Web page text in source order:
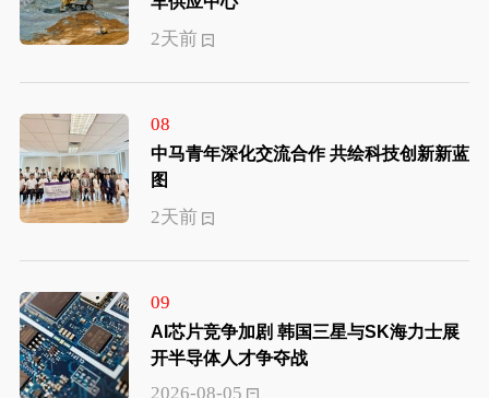
2天前
08
中马青年深化交流合作 共绘科技创新新蓝
图
2天前
09
AI芯片竞争加剧 韩国三星与SK海力士展
开半导体人才争夺战
2026-08-05